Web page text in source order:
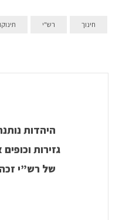
חינוך רש"י
היהדות
גזירות
של רש”י